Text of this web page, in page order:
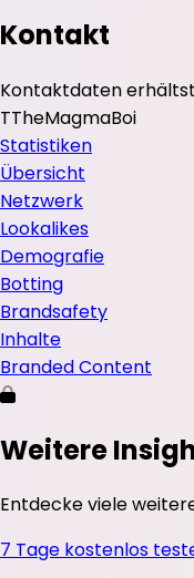
Kontakt
Kontaktdaten
TTheMagmaBoi
Statistiken
Übersicht
Netzwerk
Lookalikes
Demografie
Botting
Brandsafety
Inhalte
Branded Content
Weitere
Entdecke viele
7 Tage kostenlos